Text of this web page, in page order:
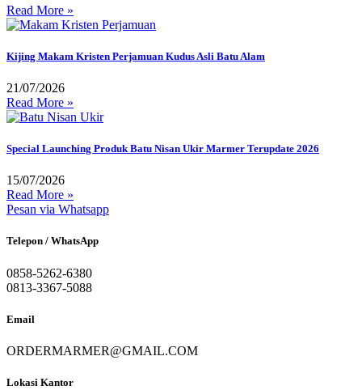
Read More »
Kijing Makam Kristen Perjamuan Kudus Asli Batu Alam
21/07/2026
Read More »
Special Launching Produk Batu Nisan Ukir Marmer Terupdate 2026
15/07/2026
Read More »
Pesan via Whatsapp
Telepon / WhatsApp
0858-5262-6380
0813-3367-5088
Email
ORDERMARMER@GMAIL.COM
Lokasi Kantor